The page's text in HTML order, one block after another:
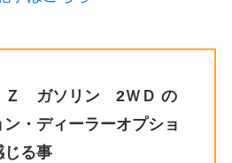
Ｚ ガソリン 2ＷＤ の
・ディーラーオプショ
じる事